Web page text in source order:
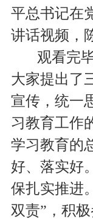
平总书记在
讲话视频，
观看完
大家提出了
宣传，统一
习教育工作
学习教育的
好、落实好
保扎实推进
双责”，积